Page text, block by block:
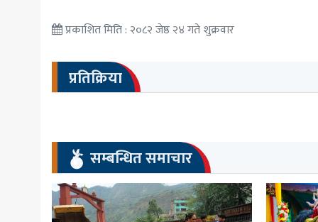
प्रकाशित मिति : २०८२ जेष्ठ २४ गते शुक्रवार
प्रतिक्रिया
सम्बन्धित समाचार